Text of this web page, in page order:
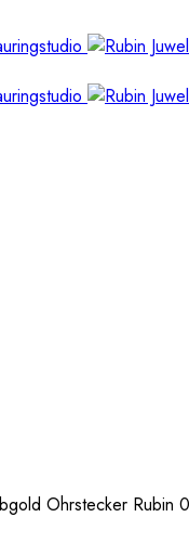
Ohrstecker Rubin